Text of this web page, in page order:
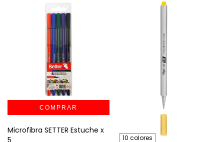
Microfibra SETTER Estuche x
5
10 colores